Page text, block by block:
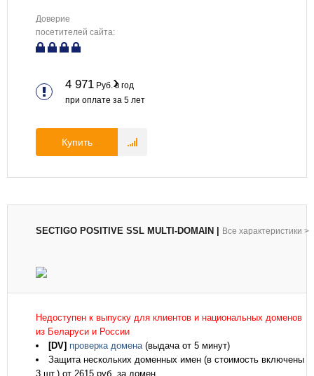
Доверие
посетителей сайта:
4 971 Руб. в год
при оплате за 5 лет
Купить
SECTIGO POSITIVE SSL MULTI-DOMAIN Все характеристики >
Недоступен к выпуску для клиентов и национальных доменов
из Беларуси и России
[DV] проверка домена(выдача от 5 минут)
Защита нескольких доменных имен (в стоимость включены
3 шт.) от 2615 руб. за домен